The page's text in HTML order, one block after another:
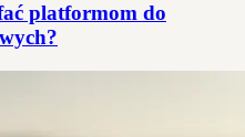
platformom do